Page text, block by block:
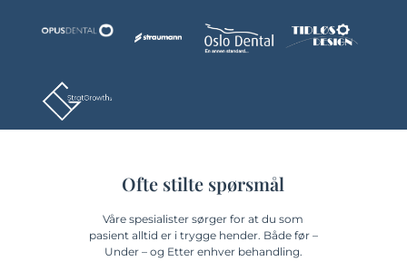
Ofte stilte spørsmål
Våre spesialister sørger for at du som
pasient alltid er i trygge hender. Både før –
Under – og Etter enhver behandling.